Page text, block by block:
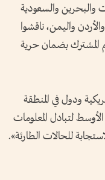
والبحرين والسعودية
واليمن، ناقشوا
المشترك بضمان حرية
ودول في المنطقة
لتبادل المعلومات
للحالات الطارئة».